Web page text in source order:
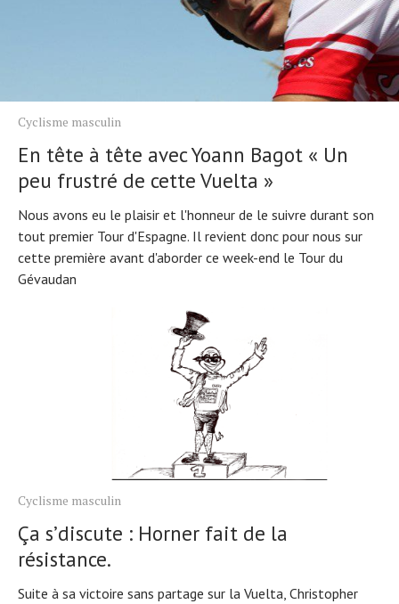
Cyclisme masculin
En tête à tête avec Yoann Bagot « Un
peu frustré de cette Vuelta »
Nous avons eu le plaisir et l'honneur de le suivre durant son
tout premier Tour d'Espagne. Il revient donc pour nous sur
cette première avant d'aborder ce week-end le Tour du
Gévaudan
Cyclisme masculin
Ça s’discute : Horner fait de la
résistance.
Suite à sa victoire sans partage sur la Vuelta, Christopher